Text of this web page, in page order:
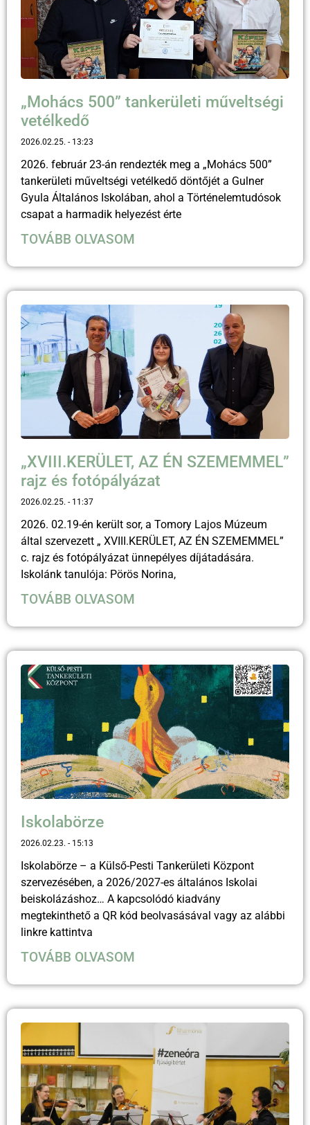
„Mohács 500” tankerületi műveltségi
vetélkedő
2026.02.25. 13:23
2026. február 23-án rendezték meg a „Mohács 500”
tankerületi műveltségi vetélkedő döntőjét a Gulner
Gyula Általános Iskolában, ahol a Történelemtudósok
csapat a harmadik helyezést érte
TOVÁBB OLVASOM
„XVIII.KERÜLET, AZ ÉN SZEMEMMEL”
rajz és fotópályázat
2026.02.25. 11:37
2026. 02.19-én került sor, a Tomory Lajos Múzeum
által szervezett „ XVIII.KERÜLET, AZ ÉN SZEMEMMEL”
c. rajz és fotópályázat ünnepélyes díjátadására.
Iskolánk tanulója: Pörös Norina,
TOVÁBB OLVASOM
Iskolabörze
2026.02.23. 15:13
Iskolabörze – a Külső-Pesti Tankerületi Központ
szervezésében, a 2026/2027-es általános Iskolai
beiskolázáshoz… A kapcsolódó kiadvány
megtekinthető a QR kód beolvasásával vagy az alábbi
linkre kattintva
TOVÁBB OLVASOM